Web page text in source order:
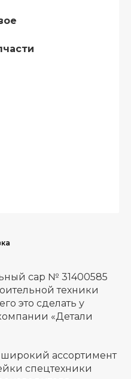
cap № 31400585
техники
это сделать у
«Детали
ассортимент
спецтехники